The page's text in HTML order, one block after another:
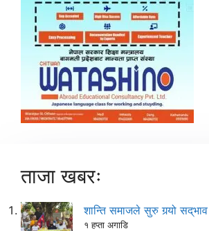
ताजा खबरः
शान्ति समाजले सुरु गर्‍यो
१ हप्ता अगाडि